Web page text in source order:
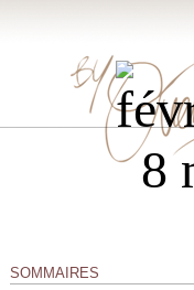
SOMMAIRES